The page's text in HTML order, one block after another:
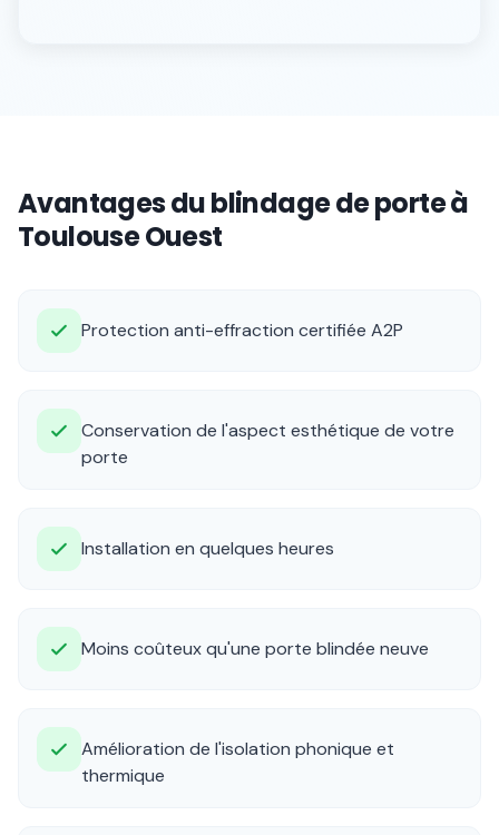
Avantages du blindage de porte à
Toulouse Ouest
Protection anti-effraction certifiée A2P
Conservation de l'aspect esthétique de votre
porte
Installation en quelques heures
Moins coûteux qu'une porte blindée neuve
Amélioration de l'isolation phonique et
thermique